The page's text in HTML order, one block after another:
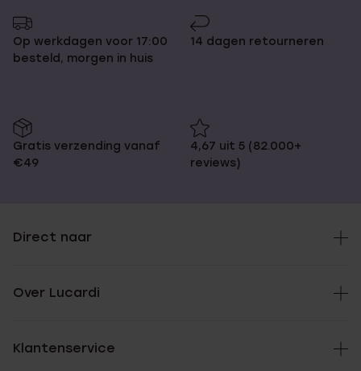
Op werkdagen voor 17:00
besteld, morgen in huis
14 dagen retourneren
Gratis verzending vanaf
€49
4,67 uit 5 (82.000+
reviews)
Direct naar
Over Lucardi
Klantenservice